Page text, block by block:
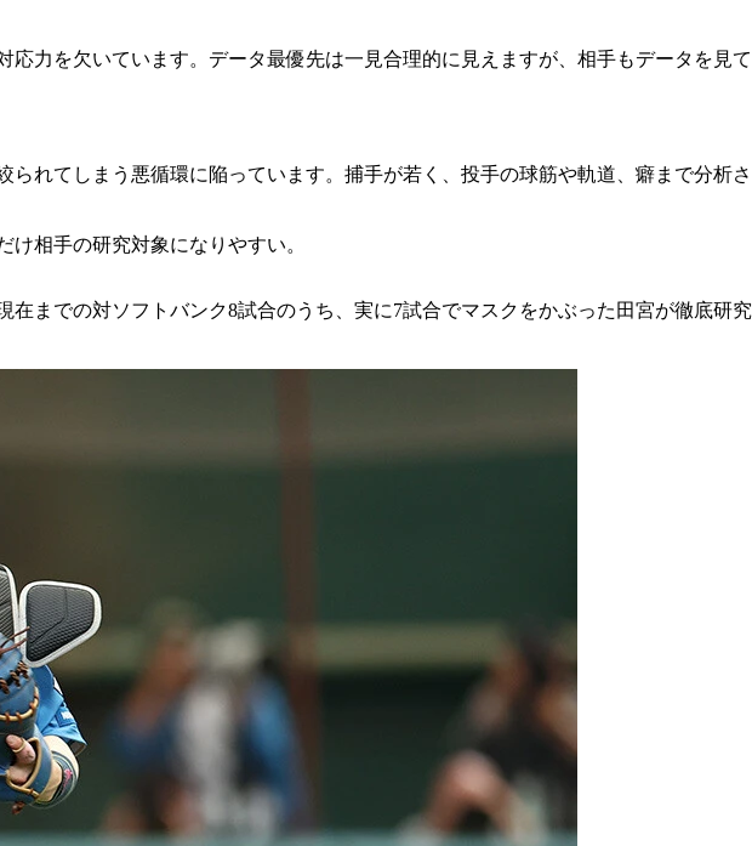
力を欠いています。データ最優先は一見合理的に見えますが、相手もデータを見て
れてしまう悪循環に陥っています。捕手が若く、投手の球筋や軌道、癖まで分析さ
相手の研究対象になりやすい。
までの対ソフトバンク8試合のうち、実に7試合でマスクをかぶった田宮が徹底研究